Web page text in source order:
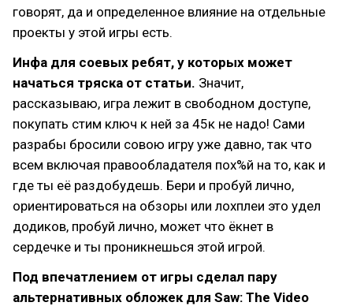
говорят, да и определенное влияние на отдельные
проекты у этой игры есть.
Инфа для соевых ребят, у которых может
начаться тряска от статьи. Значит,
рассказываю, игра лежит в свободном доступе,
покупать стим ключ к ней за 45к не надо! Сами
разрабы бросили совою игру уже давно, так что
всем включая правообладателя пох%й на то, как и
где ты её раздобудешь. Бери и пробуй лично,
ориентироваться на обзоры или лохплеи это удел
додиков, пробуй лично, может что ёкнет в
сердечке и ты проникнешься этой игрой.
Под впечатлением от игры сделал пару
альтернативных обложек для Saw: The Video